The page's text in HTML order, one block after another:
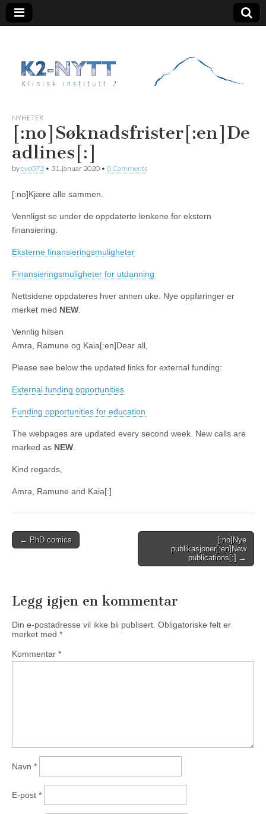
K2 Nytt
NYHETER
[:no]Søknadsfrister[:en]De
adlines[:]
byove072 • 31. januar 2020 • 0 Comments
[:no]Kjære alle sammen.
Vennligst se under de oppdaterte lenkene for ekstern
finansiering.
Eksterne finansieringsmuligheter
Finansieringsmuligheter for utdanning
Nettsidene oppdateres hver annen uke. Nye oppføringer er
merket med NEW.
Vennlig hilsen
Amra, Ramune og Kaia[:en]Dear all,
Please see below the updated links for external funding:
External funding opportunities
Funding opportunities for education
The webpages are updated every second week. New calls are
marked as NEW.
Kind regards,
Amra, Ramune and Kaia[:]
Post
← PhD comics
[:no]Nye
publikasjoner[:en]New
publications[:] →
Legg igjen en kommentar
Din e-postadresse vil ikke bli publisert. Obligatoriske felt er
merket med *
Kommentar *
Navn *
E-post *